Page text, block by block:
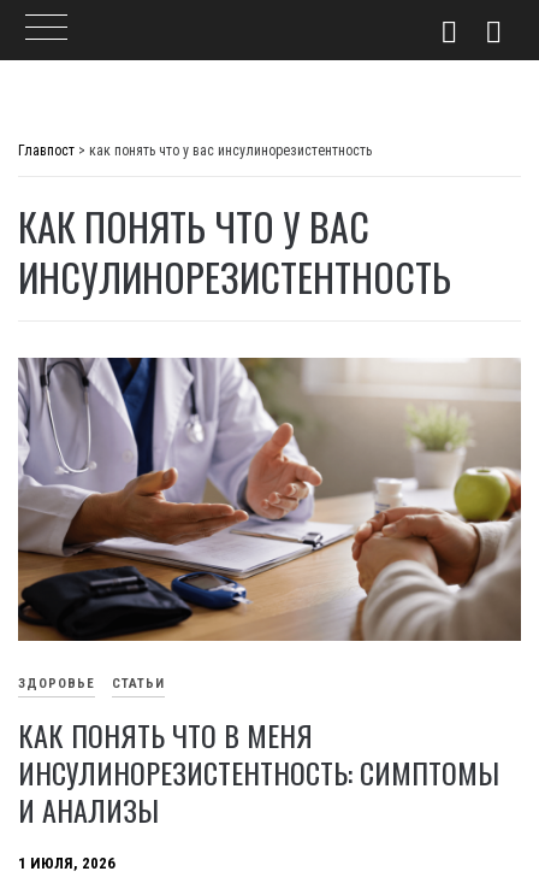
Главпост > как понять что у вас инсулинорезистентность
КАК ПОНЯТЬ ЧТО У ВАС
ИНСУЛИНОРЕЗИСТЕНТНОСТЬ
ЗДОРОВЬЕ СТАТЬИ
КАК ПОНЯТЬ ЧТО В МЕНЯ
ИНСУЛИНОРЕЗИСТЕНТНОСТЬ: СИМПТОМЫ
И АНАЛИЗЫ
1 ИЮЛЯ, 2026